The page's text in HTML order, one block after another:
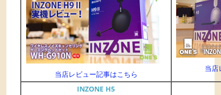
当店レビュー記事はこちら
当店
INZONE H5